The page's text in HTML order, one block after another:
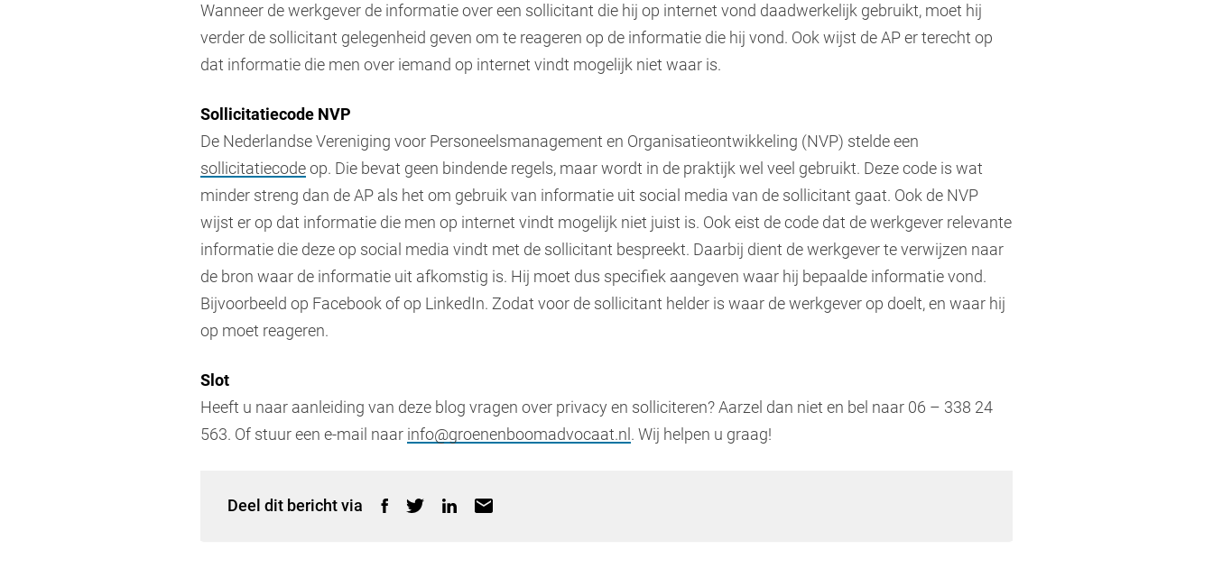
Wanneer de werkgever de informatie over een sollicitant die hij op internet vond daadwerkelijk gebruikt, moet hij
verder de sollicitant gelegenheid geven om te reageren op de informatie die hij vond. Ook wijst de AP er terecht op
dat informatie die men over iemand op internet vindt mogelijk niet waar is.
Sollicitatiecode NVP
De Nederlandse Vereniging voor Personeelsmanagement en Organisatieontwikkeling (NVP) stelde een
sollicitatiecodeop. Die bevat geen bindende regels, maar wordt in de praktijk wel veel gebruikt. Deze code is wat
minder streng dan de AP als het om gebruik van informatie uit social media van de sollicitant gaat. Ook de NVP
wijst er op dat informatie die men op internet vindt mogelijk niet juist is. Ook eist de code dat de werkgever relevante
informatie die deze op social media vindt met de sollicitant bespreekt. Daarbij dient de werkgever te verwijzen naar
de bron waar de informatie uit afkomstig is. Hij moet dus specifiek aangeven waar hij bepaalde informatie vond.
Bijvoorbeeld op Facebook of op LinkedIn. Zodat voor de sollicitant helder is waar de werkgever op doelt, en waar hij
op moet reageren.
Slot
Heeft u naar aanleiding van deze blog vragen over privacy en solliciteren? Aarzel dan niet en bel naar 06 – 338 24
563. Of stuur een e-mail naar info@groenenboomadvocaat.nl . Wij helpen u graag!
Deel dit bericht via